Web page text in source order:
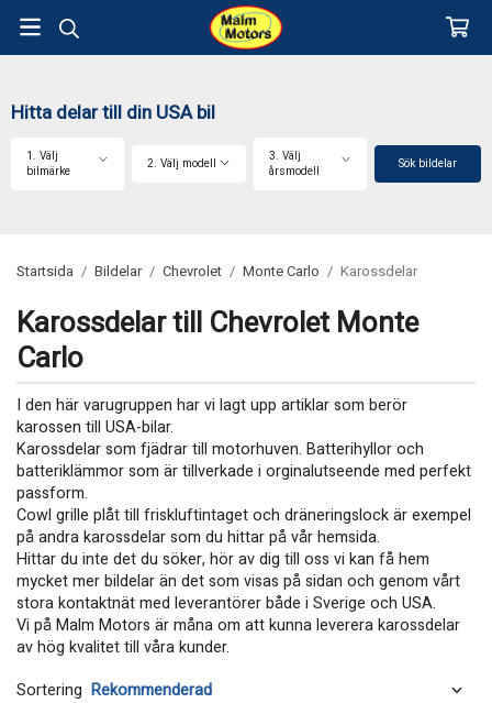
Hitta delar till din USA bil
1. Välj
bilmärke
2. Välj modell
3. Välj
årsmodell
Sök bildelar
Startsida / Bildelar / Chevrolet / Monte Carlo / Karossdelar
Karossdelar till Chevrolet Monte
Carlo
I den här varugruppen har vi lagt upp artiklar som berör
karossen till USA-bilar.
Karossdelar som fjädrar till motorhuven. Batterihyllor och
batteriklämmor som är tillverkade i orginalutseende med perfekt
passform.
Cowl grille plåt till friskluftintaget och dräneringslock är exempel
på andra karossdelar som du hittar på vår hemsida.
Hittar du inte det du söker, hör av dig till oss vi kan få hem
mycket mer bildelar än det som visas på sidan och genom vårt
stora kontaktnät med leverantörer både i Sverige och USA.
Vi på Malm Motors är måna om att kunna leverera karossdelar
av hög kvalitet till våra kunder.
Sortering